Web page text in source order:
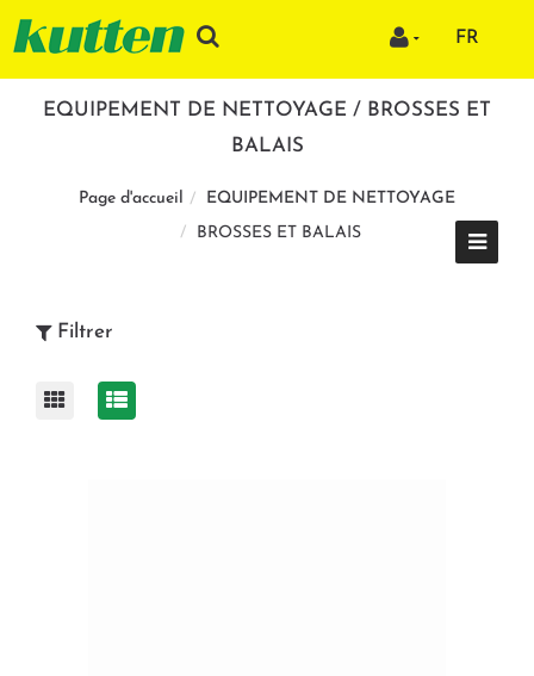
FR
EQUIPEMENT DE NETTOYAGE / BROSSES ET
BALAIS
Page d'accueil
EQUIPEMENT DE NETTOYAGE
BROSSES ET BALAIS
Filtrer